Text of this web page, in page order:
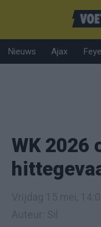
Nieuws Ajax
WK 2026